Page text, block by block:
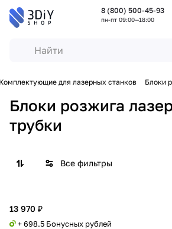
8 (800) 500-45-93
пн-пт 09:00—18:00
для лазерных станков Блоки
Блоки розжига
трубки
Все фильтры
13 970 ₽
+ 698.5 Бонусных рублей